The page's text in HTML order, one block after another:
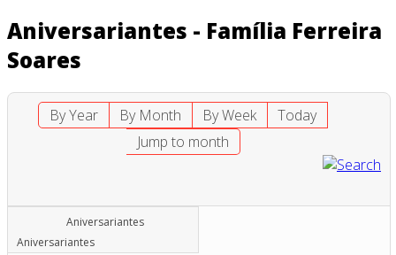
Aniversariantes - Família Ferreira
Soares
By Year By Month By Week
Today
Jump to month
Aniversariantes
Aniversariantes